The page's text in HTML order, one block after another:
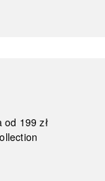
od 199 zł